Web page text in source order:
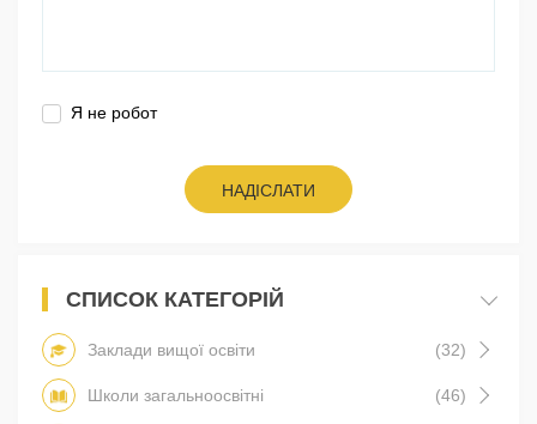
Я не робот
НАДІСЛАТИ
СПИСОК КАТЕГОРІЙ
Заклади вищої освіти (32)
Школи загальноосвітні (46)